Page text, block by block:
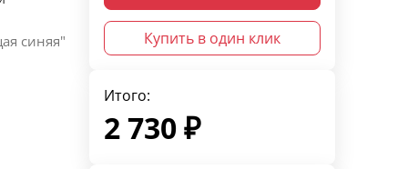
синяя" Купить в один клик
Итого:
2 730₽